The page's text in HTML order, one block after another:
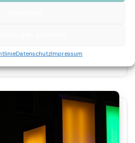
DatenschutzImpressum
Günter Dohr